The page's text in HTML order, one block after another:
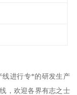
线进行专*的研发生产
，欢迎各界有志之士